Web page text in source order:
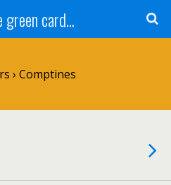
green card...
› Comptines